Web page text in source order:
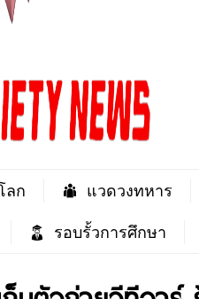
ลก แวดวงทหาร
รอบรั้วการศึกษา